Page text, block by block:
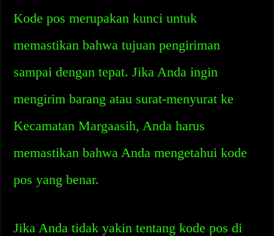
Kode pos merupakan kunci untuk
memastikan bahwa tujuan pengiriman
sampai dengan tepat. Jika Anda ingin
mengirim barang atau surat-menyurat ke
Kecamatan Margaasih, Anda harus
memastikan bahwa Anda mengetahui kode
pos yang benar.
Jika Anda tidak yakin tentang kode pos di